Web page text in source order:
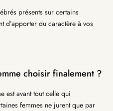
présents sur certains
d’apporter du caractère à vos
choisir finalement ?
est avant tout celle qui
femmes ne jurent que par